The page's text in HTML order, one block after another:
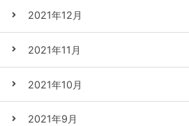
2021年12月
2021年11月
2021年10月
2021年9月